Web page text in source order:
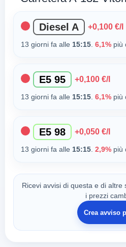
Diesel A +0,100 €/l
13 giorni fa alle 15:15. 6,1%più
E5 95 +0,100 €/l
13 giorni fa alle 15:15. 6,1%più
E5 98 +0,050 €/l
13 giorni fa alle 15:15. 2,9%più
Ricevi avvisi di questa e di
i prezzi
Crea avviso